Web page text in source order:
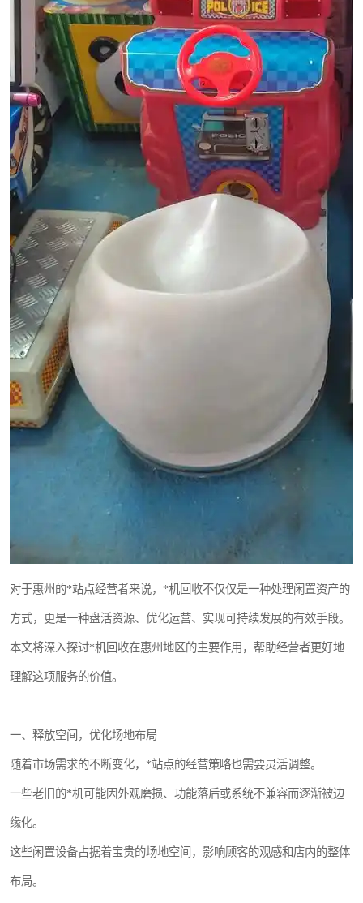
对于惠州的*站点经营者来说，*机回收不仅仅是一种处理闲置资产的
方式，更是一种盘活资源、优化运营、实现可持续发展的有效手段。
本文将深入探讨*机回收在惠州地区的主要作用，帮助经营者更好地
理解这项服务的价值。
一、释放空间，优化场地布局
随着市场需求的不断变化，*站点的经营策略也需要灵活调整。
一些老旧的*机可能因外观磨损、功能落后或系统不兼容而逐渐被边
缘化。
这些闲置设备占据着宝贵的场地空间，影响顾客的观感和店内的整体
布局。